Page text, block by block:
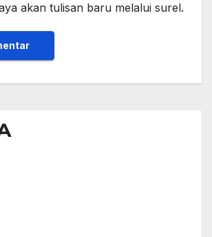
akan tulisan baru melalui surel.